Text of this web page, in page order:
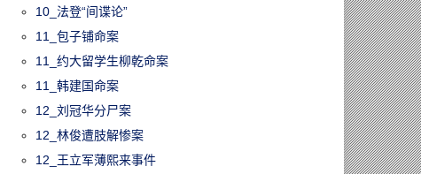
10_法登“间谍论”
11_包子铺命案
11_约大留学生柳乾命案
11_韩建国命案
12_刘冠华分尸案
12_林俊遭肢解惨案
12_王立军薄熙来事件